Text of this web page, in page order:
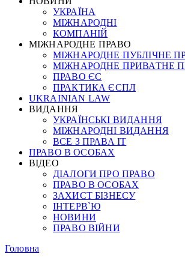
УКРАЇНА
МІЖНАРОДНІ
КОМПАНІЙ
МІЖНАРОДНЕ ПРАВО
МІЖНАРОДНЕ ПУБЛІЧНЕ
МІЖНАРОДНЕ ПРИВАТНЕ
ПРАВО ЄС
ПРАКТИКА ЄСПЛ
UKRAINIAN LAW
ВИДАННЯ
УКРАЇНСЬКІ ВИДАННЯ
МІЖНАРОДНІ ВИДАННЯ
ВСЕ З ПРАВА ІТ
ПРАВО В ОСОБАХ
ВІДЕО
ДІАЛОГИ ПРО ПРАВО
ПРАВО В ОСОБАХ
ЗАХИСТ БІЗНЕСУ
ІНТЕРВ`Ю
НОВИНИ
ПРАВО ВІЙНИ
Головна